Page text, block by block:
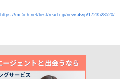
https://mi.5ch.net/test/read.cgi/news4vip/1723528520/